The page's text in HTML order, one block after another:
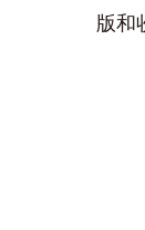
版和